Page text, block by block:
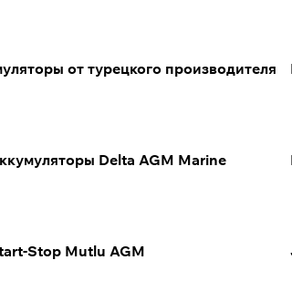
от турецкого производителя
Delta AGM Marine
Stop Mutlu AGM